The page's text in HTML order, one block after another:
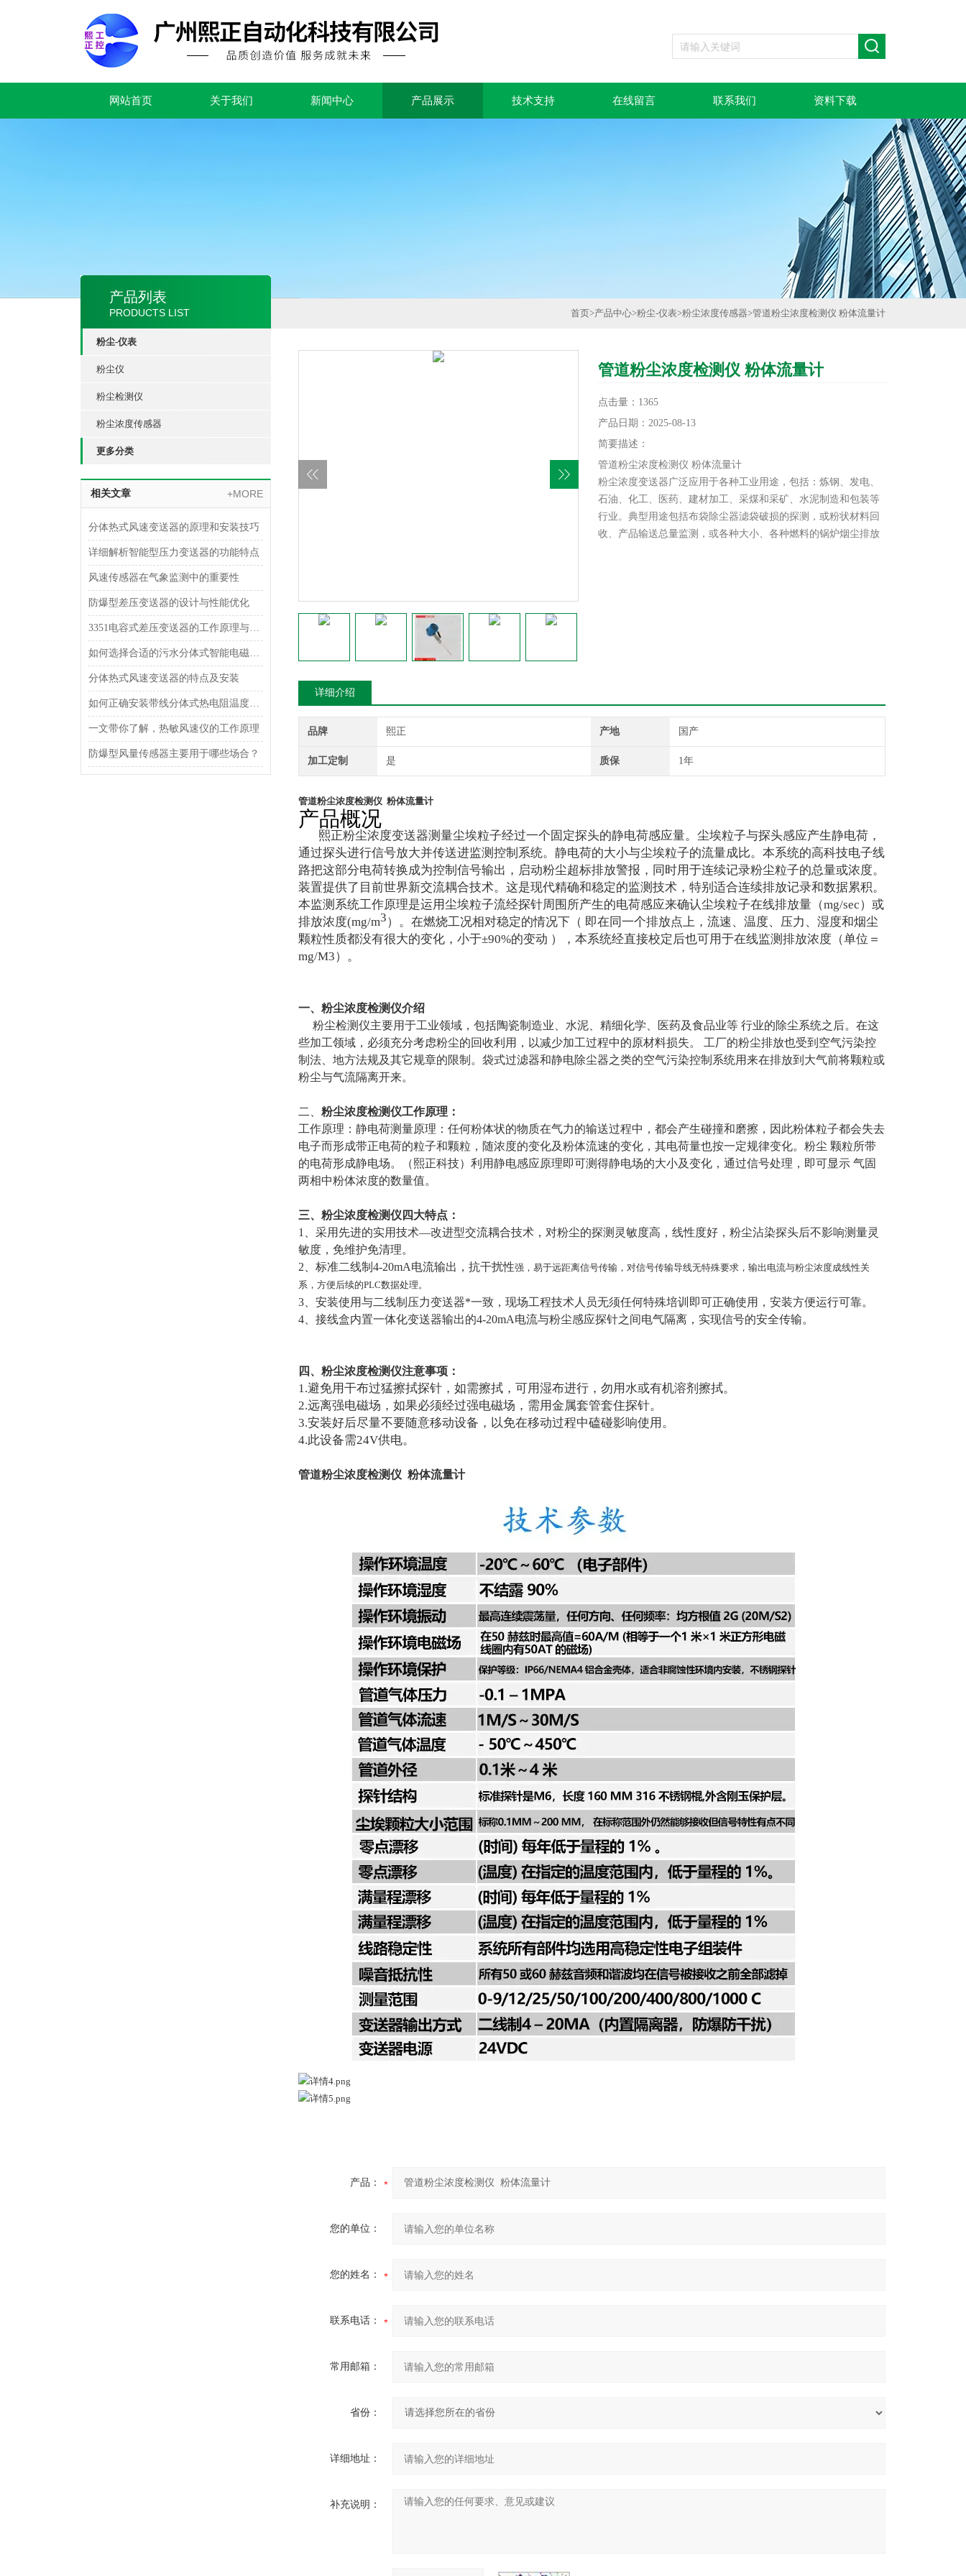
网站首页 关于我们 新闻中心 产品展示 技术支持 在线留言 联系我们 资料下载
产品列表
PRODUCTS LIST
粉尘-仪表
粉尘仪
粉尘检测仪
粉尘浓度传感器
更多分类
相关文章 +MORE
分体热式风速变送器的原理和安装技巧
详细解析智能型压力变送器的功能特点
风速传感器在气象监测中的重要性
防爆型差压变送器的设计与性能优化
3351电容式差压变送器的工作原理与结构特点
如何选择合适的污水分体式智能电磁流量计？
分体热式风速变送器的特点及安装
如何正确安装带线分体式热电阻温度传感器？
一文带你了解，热敏风速仪的工作原理
防爆型风量传感器主要用于哪些场合？
首页>产品中心>粉尘-仪表>粉尘浓度传感器>管道粉尘浓度检测仪 粉体流量计
管道粉尘浓度检测仪 粉体流量计
点击量：1365
产品日期：2025-08-13
简要描述：
管道粉尘浓度检测仪 粉体流量计
粉尘浓度变送器广泛应用于各种工业用途，包括：炼钢、发电、
石油、化工、医药、建材加工、采煤和采矿、水泥制造和包装等
行业。典型用途包括布袋除尘器滤袋破损的探测，或粉状材料回
收、产品输送总量监测，或各种大小、各种燃料的锅炉烟尘排放
详细介绍
品牌 熙正 产地 国产
加工定制 是 质保 1年
管道粉尘浓度检测仪 粉体流量计
产品概况
熙正粉尘浓度变送器测量尘埃粒子经过一个固定探头的静电荷感应量。尘埃粒子与探头感应产生静电荷，
通过探头进行信号放大并传送进监测控制系统。静电荷的大小与尘埃粒子的流量成比。本系统的高科技电子线
路把这部分电荷转换成为控制信号输出，启动粉尘超标排放警报，同时用于连续记录粉尘粒子的总量或浓度。
装置提供了目前世界新交流耦合技术。这是现代精确和稳定的监测技术，特别适合连续排放记录和数据累积。
本监测系统工作原理是运用尘埃粒子流经探针周围所产生的电荷感应来确认尘埃粒子在线排放量（mg/sec）或
排放浓度(mg/m3）。在燃烧工况相对稳定的情况下（ 即在同一个排放点上，流速、温度、压力、湿度和烟尘
颗粒性质都没有很大的变化， 小于±90%的变动 ），本系统经直接校定后也可用于在线监测排放浓度（单位＝
mg/M3）。
一、粉尘浓度检测仪介绍
粉尘检测仪主要用于工业领域，包括陶瓷制造业、水泥、精细化学、医药及食品业等 行业的除尘系统之后。在这
些加工领域，必须充分考虑粉尘的回收利用，以减少加工过程中的原材料损失。 工厂的粉尘排放也受到空气污染控
制法、地方法规及其它规章的限制。袋式过滤器和静电除尘器之类的空气污染控制系统用来在排放到大气前将颗粒或
粉尘与气流隔离开来。
二、 粉尘浓度检测仪工作原理：
工作原理：静电荷测量原理：任何粉体状的物质在气力的输送过程中，都会产生碰撞和磨擦，因此粉体粒子都会失去
电子而形成带正电荷的粒子和颗粒，随浓度的变化及粉体流速的变化，其电荷量也按一定规律变化。粉尘 颗粒所带
的电荷形成静电场。
（熙正科技） 利用静电感应原理即可测得静电场的大小及变化，通过信号处理，即可显示 气固
两相中粉体浓度的数量值。
三、粉尘浓度检测仪四大特点：
1、采用先进的实用技术—改进型交流耦合技术，对粉尘的探测灵敏度高，线性度好，粉尘沾染探头后不影响测量灵
敏度，免维护免清理。
2、标准二线制4-20mA电流输出，抗干扰性强，易于远距离信号传输，对信号传输导线无特殊要求，输出电流与粉尘浓度成线性关
系，方便后续的PLC数据处理。
3、安装使用与二线制压力变送器*一致，现场工程技术人员无须任何特殊培训即可正确使用，安装方便运行可靠。
4、接线盒内置一体化变送器输出的4-20mA电流与粉尘感应探针之间电气隔离，实现信号的安全传输。
四、粉尘浓度检测仪注意事项：
1.避免用干布过猛擦拭探针，如需擦拭，可用湿布进行，勿用水或有机溶剂擦拭。
2.远离强电磁场，如果必须经过强电磁场，需用金属套管套住探针。
3.安装好后尽量不要随意移动设备，以免在移动过程中磕碰影响使用。
4.此设备需24V供电。
管道粉尘浓度检测仪 粉体流量计
产品：
您的单位：
您的姓名：
联系电话：
常用邮箱：
省份：
详细地址：
补充说明：